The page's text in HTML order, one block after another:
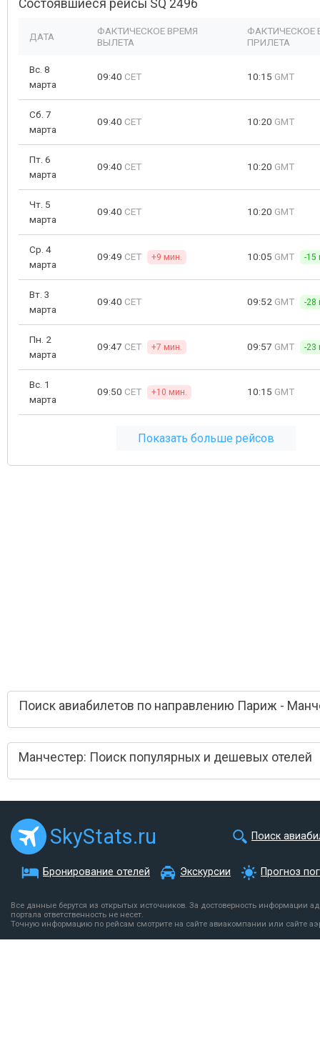
Состоявшиеся рейсы SQ 2496
ДАТА
ФАКТИЧЕСКОЕ ВРЕМЯ
ВЫЛЕТА
ФАКТИЧЕСКОЕ
ПРИЛЕТА
Вс. 8
марта
09:40 CET 10:15 GMT
Сб. 7
марта
09:40 CET 10:20 GMT
Пт. 6
марта
09:40 CET 10:20 GMT
Чт. 5
марта
09:40 CET 10:20 GMT
Ср. 4
марта
09:49 CET +9 мин. 10:05 GMT -15
Вт. 3
марта
09:40 CET 09:52 GMT -28
Пн. 2
марта
09:47 CET +7 мин. 09:57 GMT -23
Вс. 1
марта
09:50 CET +10 мин. 10:15 GMT
Показать больше рейсов
Поиск авиабилетов по направлению Париж -
Манчестер: Поиск популярных и дешевых отелей
SkyStats.ru Поиск
Бронирование отелей Экскурсии Прогноз
Все данные берутся из открытых источников. За достоверность информации
портала ответственность не несет.
Точную информацию по рейсам смотрите на сайте авиакомпании или сайте